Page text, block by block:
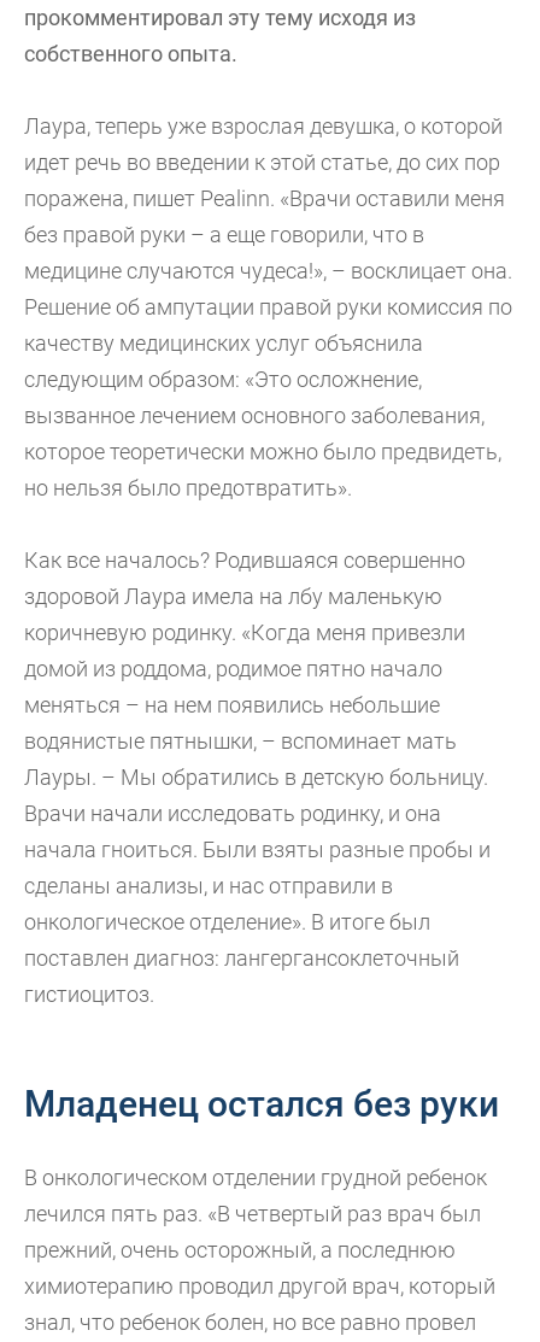
прокомментировал эту тему исходя из
собственного опыта.
Лаура, теперь уже взрослая девушка, о которой
идет речь во введении к этой статье, до сих пор
поражена, пишет Pealinn. «Врачи оставили меня
без правой руки – а еще говорили, что в
медицине случаются чудеса!», – восклицает она.
Решение об ампутации правой руки комиссия по
качеству медицинских услуг объяснила
следующим образом: «Это осложнение,
вызванное лечением основного заболевания,
которое теоретически можно было предвидеть,
но нельзя было предотвратить».
Как все началось? Родившаяся совершенно
здоровой Лаура имела на лбу маленькую
коричневую родинку. «Когда меня привезли
домой из роддома, родимое пятно начало
меняться – на нем появились небольшие
водянистые пятнышки, – вспоминает мать
Лауры. – Мы обратились в детскую больницу.
Врачи начали исследовать родинку, и она
начала гноиться. Были взяты разные пробы и
сделаны анализы, и нас отправили в
онкологическое отделение». В итоге был
поставлен диагноз: лангергансоклеточный
гистиоцитоз.
Младенец остался без руки
В онкологическом отделении грудной ребенок
лечился пять раз. «В четвертый раз врач был
прежний, очень осторожный, а последнюю
химиотерапию проводил другой врач, который
знал, что ребенок болен, но все равно провел